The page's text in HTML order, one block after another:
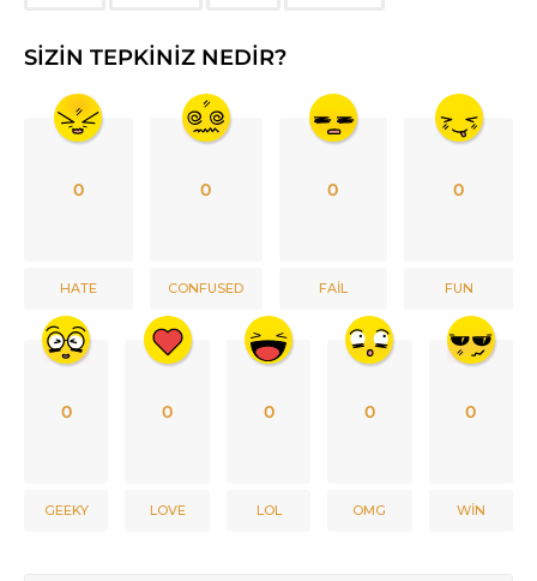
SIZIN TEPKINIZ NEDIR?
0
HATE
0
CONFUSED
0
FAIL
0
FUN
0
GEEKY
0
LOVE
0
LOL
0
OMG
0
WIN